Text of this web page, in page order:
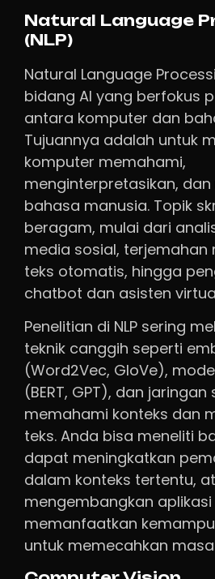
Natural Language
(NLP)
Natural Language
bidang AI yang berfokus
antara komputer dan
Tujuannya adalah untuk
komputer memahami,
menginterpretasikan,
bahasa manusia. Topik
beragam, mulai dari
media sosial, terjemahan
teks otomatis, hingga
chatbot dan asisten
Penelitian di NLP sering
teknik canggih seperti
(Word2Vec, GloVe),
(BERT, GPT), dan
memahami konteks dan
teks. Anda bisa meneliti
dapat meningkatkan
dalam konteks tertentu,
mengembangkan
memanfaatkan
untuk memecahkan